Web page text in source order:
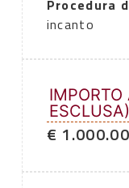
Procedura
incanto
ESCLUSA)
€